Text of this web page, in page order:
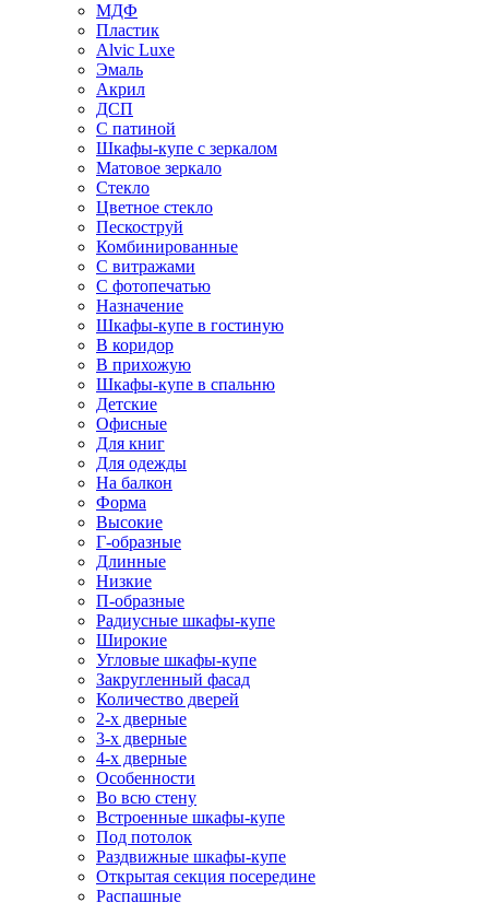
МДФ
Пластик
Alvic Luxe
Эмаль
Акрил
ДСП
С патиной
Шкафы-купе с зеркалом
Матовое зеркало
Стекло
Цветное стекло
Пескоструй
Комбинированные
С витражами
С фотопечатью
Назначение
Шкафы-купе в гостиную
В коридор
В прихожую
Шкафы-купе в спальню
Детские
Офисные
Для книг
Для одежды
На балкон
Форма
Высокие
Г-образные
Длинные
Низкие
П-образные
Радиусные шкафы-купе
Широкие
Угловые шкафы-купе
Закругленный фасад
Количество дверей
2-х дверные
3-х дверные
4-х дверные
Особенности
Во всю стену
Встроенные шкафы-купе
Под потолок
Раздвижные шкафы-купе
Открытая секция посередине
Распашные